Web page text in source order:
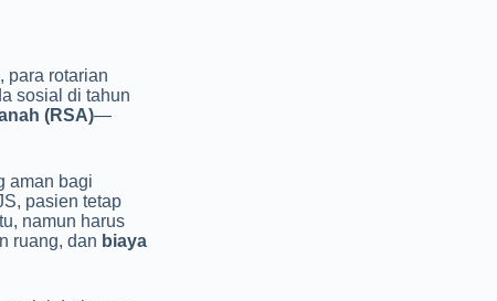
, para rotarian
sosial di tahun
(RSA)—
aman bagi
pasien tetap
namun harus
ruang, dan biaya